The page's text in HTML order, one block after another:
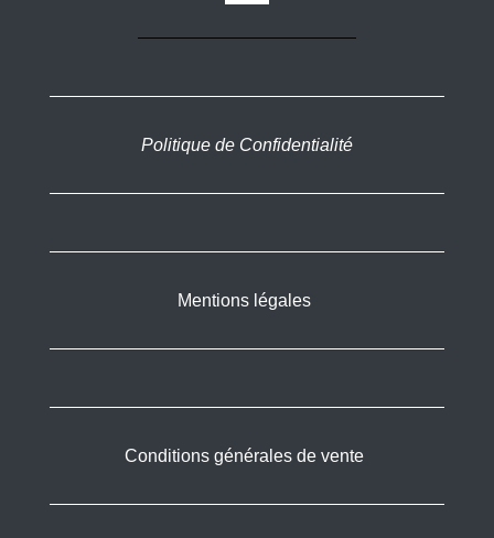
Politique de Confidentialité
Mentions légales
Conditions générales de vente